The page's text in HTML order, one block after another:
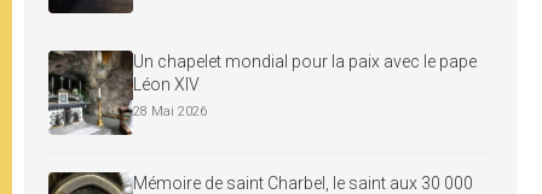
Un chapelet mondial pour la paix avec le pape
Léon XIV
28 Mai 2026
Mémoire de saint Charbel, le saint aux 30 000